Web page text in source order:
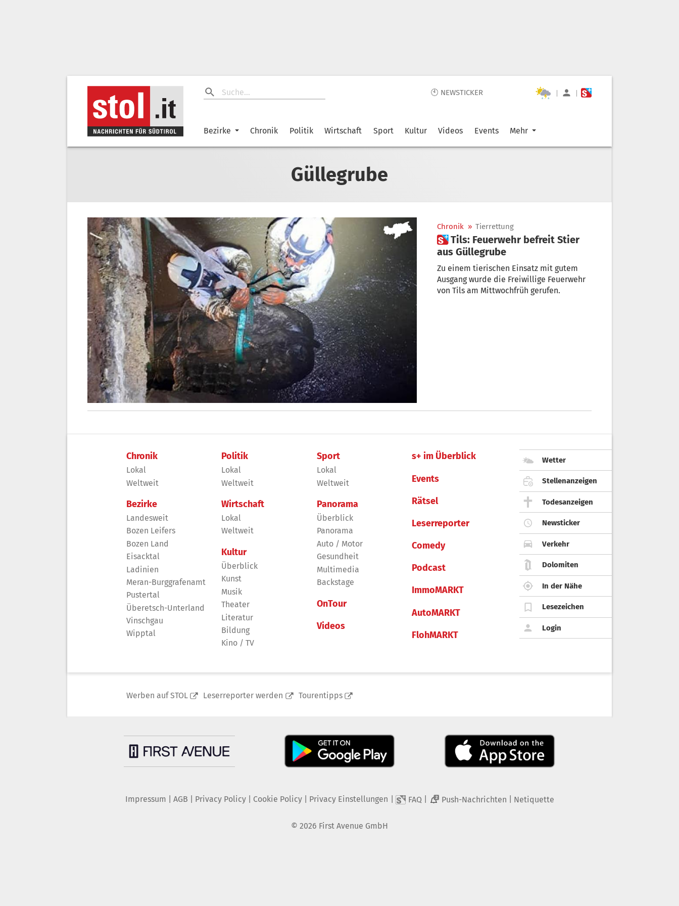
🕙 NEWSTICKER | |
Bezirke Chronik Politik Wirtschaft Sport Kultur Videos Events Mehr
Güllegrube
Chronik » Tierrettung
 Tils: Feuerwehr befreit Stier
aus Güllegrube
Zu einem tierischen Einsatz mit gutem
Ausgang wurde die Freiwillige Feuerwehr
von Tils am Mittwochfrüh gerufen.
Chronik
Lokal
Weltweit
Bezirke
Landesweit
Bozen Leifers
Bozen Land
Eisacktal
Ladinien
Meran-Burggrafenamt
Pustertal
Überetsch-Unterland
Vinschgau
Wipptal
Politik
Lokal
Weltweit
Wirtschaft
Lokal
Weltweit
Kultur
Überblick
Kunst
Musik
Theater
Literatur
Bildung
Kino / TV
Sport
Lokal
Weltweit
Panorama
Überblick
Panorama
Auto / Motor
Gesundheit
Multimedia
Backstage
OnTour
Videos
s+ im Überblick
Events
Rätsel
Leserreporter
Comedy
Podcast
ImmoMARKT
AutoMARKT
FlohMARKT
Wetter
Stellenanzeigen
Todesanzeigen
Newsticker
Verkehr
Dolomiten
In der Nähe
Lesezeichen
Login
Werben auf STOL Leserreporter werden Tourentipps
Impressum AGB Privacy Policy| Cookie Policy| Privacy Einstellungen FAQ 2 Push-Nachrichten Netiquette
© 2026 First Avenue GmbH